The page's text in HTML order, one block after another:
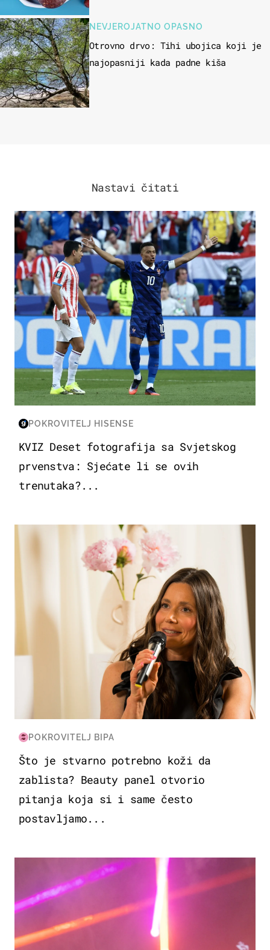
NEVJEROJATNO OPASNO
Otrovno drvo: Tihi ubojica koji je
najopasniji kada padne kiša
Nastavi čitati
SVJETSKO PRVENSTVO 2026
POKROVITELJ HISENSE
KVIZ Deset fotografija sa Svjetskog
prvenstva: Sjećate li se ovih
trenutaka?...
MODA & LJEPOTA
POKROVITELJ BIPA
Što je stvarno potrebno koži da
zablista? Beauty panel otvorio
pitanja koja si i same često
postavljamo...
KULTURA & ZABAVA